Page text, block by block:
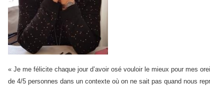
« Je me félicite chaque jour d’avoir osé vouloir le mieux pour mes
de 4/5 personnes dans un contexte où on ne sait pas quand nous